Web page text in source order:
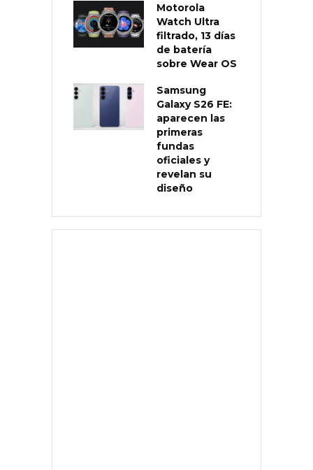
Motorola
Watch Ultra
filtrado, 13 días
de batería
sobre Wear OS
Samsung
Galaxy S26 FE:
aparecen las
primeras
fundas
oficiales y
revelan su
diseño